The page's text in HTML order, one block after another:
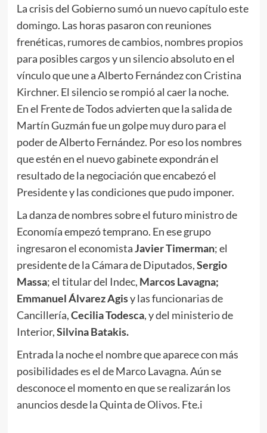
La crisis del Gobierno sumó un nuevo capítulo este
domingo. Las horas pasaron con reuniones
frenéticas, rumores de cambios, nombres propios
para posibles cargos y un silencio absoluto en el
vínculo que une a Alberto Fernández con Cristina
Kirchner. El silencio se rompió al caer la noche.
En el Frente de Todos advierten que la salida de
Martín Guzmán fue un golpe muy duro para el
poder de Alberto Fernández. Por eso los nombres
que estén en el nuevo gabinete expondrán el
resultado de la negociación que encabezó el
Presidente y las condiciones que pudo imponer.
La danza de nombres sobre el futuro ministro de
Economía empezó temprano. En ese grupo
ingresaron el economistaJavier Timerman; el
presidente de la Cámara de Diputados,Sergio
Massa; el titular del Indec, Marcos Lavagna;
Emmanuel Álvarez Agisy las funcionarias de
Cancillería,Cecilia Todesca, y del ministerio de
Interior,Silvina Batakis.
Entrada la noche el nombre que aparece con más
posibilidades es el de Marco Lavagna. Aún se
desconoce el momento en que se realizarán los
anuncios desde la Quinta de Olivos. Fte.i